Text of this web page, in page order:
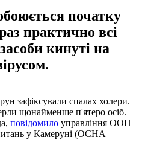
початку
практично всі
кинуті на
зафіксували спалах холери.
щонайменше п'ятеро осіб.
повідомило управління ООН
у Камеруні (OCHA